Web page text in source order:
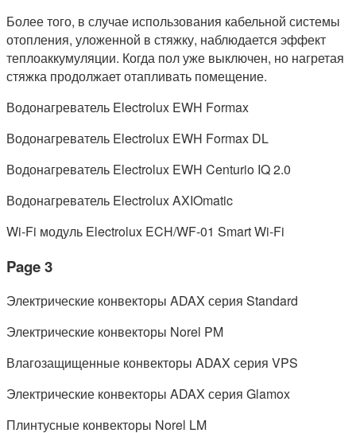
Более того, в случае использования кабельной системы
отопления, уложенной в стяжку, наблюдается эффект
теплоаккумуляции. Когда пол уже выключен, но нагретая
стяжка продолжает отапливать помещение.
Водонагреватель Electrolux EWH Formax
Водонагреватель Electrolux EWH Formax DL
Водонагреватель Electrolux EWH Centurio IQ 2.0
Водонагреватель Electrolux AXIOmatic
Wi-Fi модуль Electrolux ECH/WF-01 Smart Wi-Fi
Page 3
Электрические конвекторы ADAX серия Standard
Электрические конвекторы Norel PM
Влагозащищенные конвекторы ADAX серия VPS
Электрические конвекторы ADAX серия Glamox
Плинтусные конвекторы Norel LM